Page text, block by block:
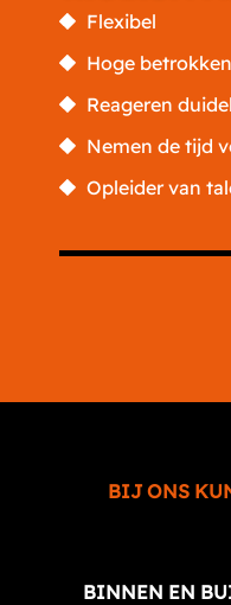
Flexibel
Hoge
Reageren
Nemen de tijd
Opleider van
BIJ ONS
BINNEN EN